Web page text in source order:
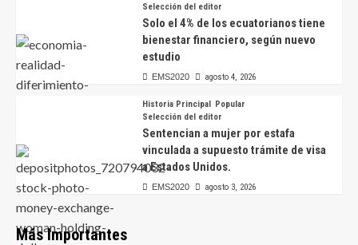
Selección del editor
Solo el 4% de los ecuatorianos tiene
bienestar financiero, según nuevo
estudio
EMS2020 agosto 4, 2026
Historia Principal Popular
Selección del editor
Sentencian a mujer por estafa
vinculada a supuesto trámite de visa
a Estados Unidos.
EMS2020 agosto 3, 2026
Más Importantes